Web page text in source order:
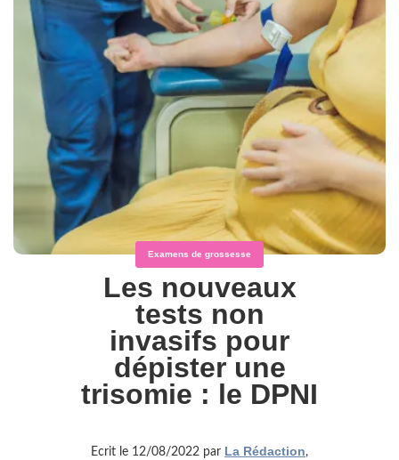
Examens de grossesse
Les nouveaux
tests non
invasifs pour
dépister une
trisomie : le DPNI
Ecrit le 12/08/2022 par La Rédaction,